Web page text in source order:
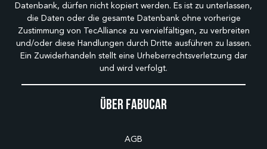
Über Fabucar
AGB
Datenbank, dürfen nicht kopiert werden. Es ist zu unterlassen,
die Daten oder die gesamte Datenbank ohne vorherige
Zustimmung von TecAlliance zu vervielfältigen, zu verbreiten
und/oder diese Handlungen durch Dritte ausführen zu lassen.
Ein Zuwiderhandeln stellt eine Urheberrechtsverletzung dar
und wird verfolgt.